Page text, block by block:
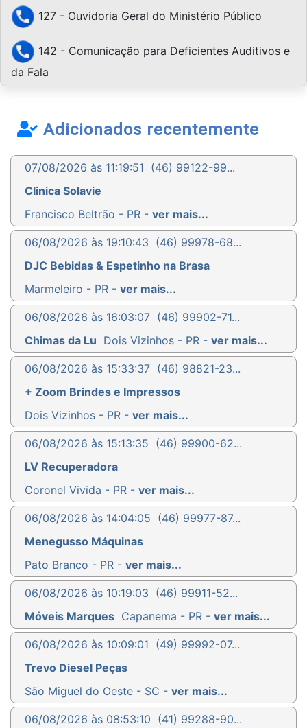
127 - Ouvidoria Geral do Ministério Público
142 - Comunicação para Deficientes Auditivos e
da Fala
Adicionados recentemente
07/08/2026 às 11:19:51 (46) 99122-99...
Clinica Solavie
Francisco Beltrão - PR - ver mais...
06/08/2026 às 19:10:43 (46) 99978-68...
DJC Bebidas & Espetinho na Brasa
Marmeleiro - PR - ver mais...
06/08/2026 às 16:03:07 (46) 99902-71...
Chimas da Lu Dois Vizinhos - PR - ver mais...
06/08/2026 às 15:33:37 (46) 98821-23...
+ Zoom Brindes e Impressos
Dois Vizinhos - PR - ver mais...
06/08/2026 às 15:13:35 (46) 99900-62...
LV Recuperadora
Coronel Vivida - PR - ver mais...
06/08/2026 às 14:04:05 (46) 99977-87...
Menegusso Máquinas
Pato Branco - PR - ver mais...
06/08/2026 às 10:19:03 (46) 99911-52...
Móveis Marques Capanema - PR - ver mais...
06/08/2026 às 10:09:01 (49) 99992-07...
Trevo Diesel Peças
São Miguel do Oeste - SC - ver mais...
06/08/2026 às 08:53:10 (41) 99288-90...